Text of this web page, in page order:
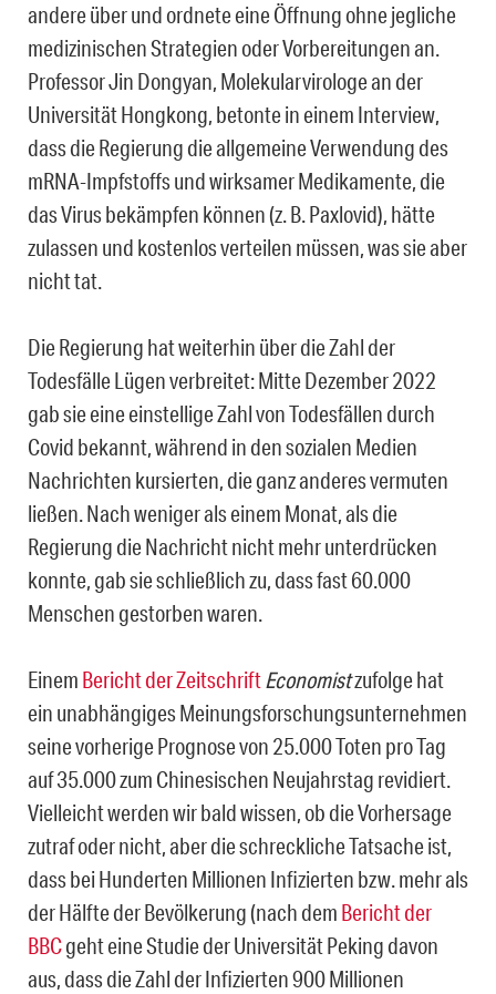
andere über und ordnete eine Öffnung ohne jegliche
medizinischen Strategien oder Vorbereitungen an.
Professor Jin Dongyan, Molekularvirologe an der
Universität Hongkong, betonte in einem Interview,
dass die Regierung die allgemeine Verwendung des
mRNA-Impfstoffs und wirksamer Medikamente, die
das Virus bekämpfen können (z. B. Paxlovid), hätte
zulassen und kostenlos verteilen müssen, was sie aber
nicht tat.
Die Regierung hat weiterhin über die Zahl der
Todesfälle Lügen verbreitet: Mitte Dezember 2022
gab sie eine einstellige Zahl von Todesfällen durch
Covid bekannt, während in den sozialen Medien
Nachrichten kursierten, die ganz anderes vermuten
ließen. Nach weniger als einem Monat, als die
Regierung die Nachricht nicht mehr unterdrücken
konnte, gab sie schließlich zu, dass fast 60.000
Menschen gestorben waren.
Einem Bericht der ZeitschriftEconomistzufolge hat
ein unabhängiges Meinungsforschungsunternehmen
seine vorherige Prognose von 25.000 Toten pro Tag
auf 35.000 zum Chinesischen Neujahrstag revidiert.
Vielleicht werden wir bald wissen, ob die Vorhersage
zutraf oder nicht, aber die schreckliche Tatsache ist,
dass bei Hunderten Millionen Infizierten bzw. mehr als
der Hälfte der Bevölkerung (nach dem Bericht der
BBCgeht eine Studie der Universität Peking davon
aus, dass die Zahl der Infizierten 900 Millionen